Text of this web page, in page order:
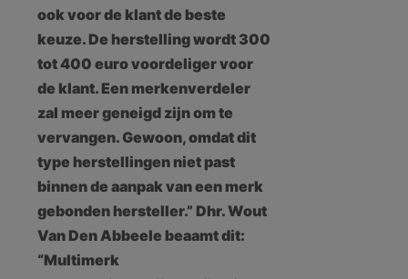
ook voor de klant de beste
keuze. De herstelling wordt 300
tot 400 euro voordeliger voor
de klant. Een merkenverdeler
zal meer geneigd zijn om te
vervangen. Gewoon, omdat dit
type herstellingen niet past
binnen de aanpak van een merk
gebonden hersteller.” Dhr. Wout
Van Den Abbeele beaamt dit:
“Multimerk